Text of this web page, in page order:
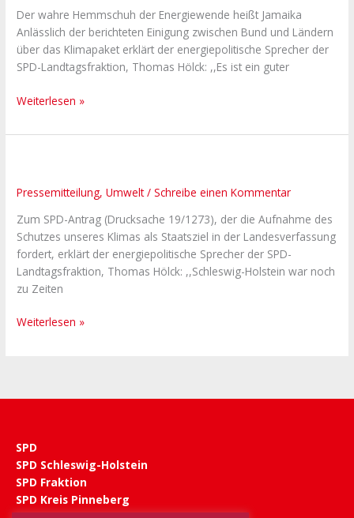
Der wahre Hemmschuh der Energiewende heißt Jamaika
Anlässlich der berichteten Einigung zwischen Bund und Ländern
über das Klimapaket erklärt der energiepolitische Sprecher der
SPD-Landtagsfraktion, Thomas Hölck: ,,Es ist ein guter
Energiewende
heißt
Jamaika
Weiterlesen »
Pressemitteilung,Umwelt/Schreibe einen Kommentar
Zum SPD-Antrag (Drucksache 19/1273), der die Aufnahme des
Schutzes unseres Klimas als Staatsziel in der Landesverfassung
fordert, erklärt der energiepolitische Sprecher der SPD-
Landtagsfraktion, Thomas Hölck: ,,Schleswig-Holstein war noch
zu Zeiten
fordert
klares
Bekenntnis
zum
Klimaschutz
–
es
Weiterlesen »
SPD
SPD Schleswig-Holstein
SPD Fraktion
SPD Kreis Pinneberg